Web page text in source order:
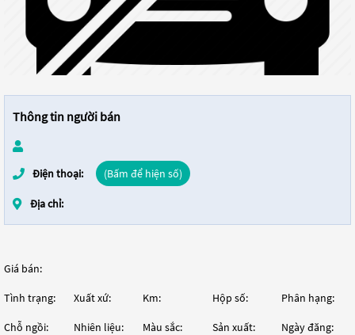
Thông tin người bán
Điện thoại: (Bấm để hiện số)
Địa chỉ:
Giá bán:
Tình trạng: Xuất xứ: Km: Hộp số: Phân hạng:
Chỗ ngồi: Nhiên liệu: Màu sắc: Sản xuất: Ngày đăng: